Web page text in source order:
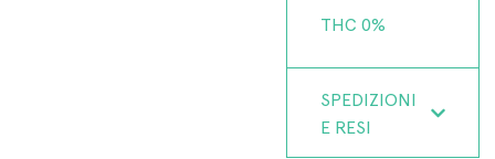
THC 0%
SPEDIZIONI
E RESI